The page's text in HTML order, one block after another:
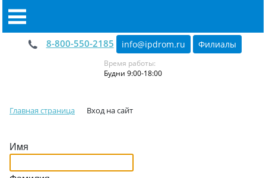
8-800-550-2185 info@ipdrom.ru Филиалы
Время работы:
Будни 9:00-18:00
Главная страница Вход на сайт
Имя